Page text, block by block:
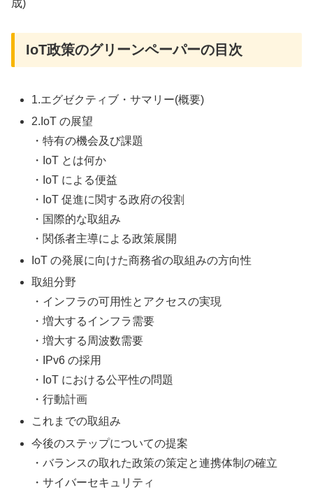
成)
IoT政策のグリーンペーパーの目次
1.エグゼクティブ・サマリー(概要)
2.IoT の展望
・特有の機会及び課題
・IoT とは何か
・IoT による便益
・IoT 促進に関する政府の役割
・国際的な取組み
・関係者主導による政策展開
IoT の発展に向けた商務省の取組みの方向性
取組分野
・インフラの可用性とアクセスの実現
・増大するインフラ需要
・増大する周波数需要
・IPv6 の採用
・IoT における公平性の問題
・行動計画
これまでの取組み
今後のステップについての提案
・バランスの取れた政策の策定と連携体制の確立
・サイバーセキュリティ